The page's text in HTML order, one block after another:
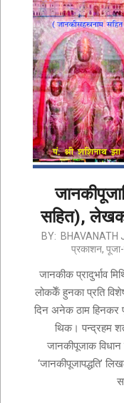
सहित),
2022-
03
BY: BHAVANATH
प्रकाशन,
जानकीक प्रादुर्भाव
लोककेँ हुनका प्रति
दिन अनेक ठाम हिनकर
थिक। पन्द्रहम
जानकीपूजाक
‘जानकीपूजापद्धति’